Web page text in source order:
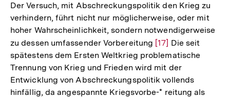
der
Der Versuch, mit Abschreckungspolitik den Krieg zu
verhindern, führt nicht nur möglicherweise, oder mit
hoher Wahrscheinlichkeit, sondern notwendigerweise
zu dessen umfassender Vorbereitung Zur
Auflösung
der
Fußnote
[17] Die seit
spätestens dem Ersten Weltkrieg problematische
Trennung von Krieg und Frieden wird mit der
Entwicklung von Abschreckungspolitik vollends
hinfällig, da angespannte Kriegsvorbe-* reitung als